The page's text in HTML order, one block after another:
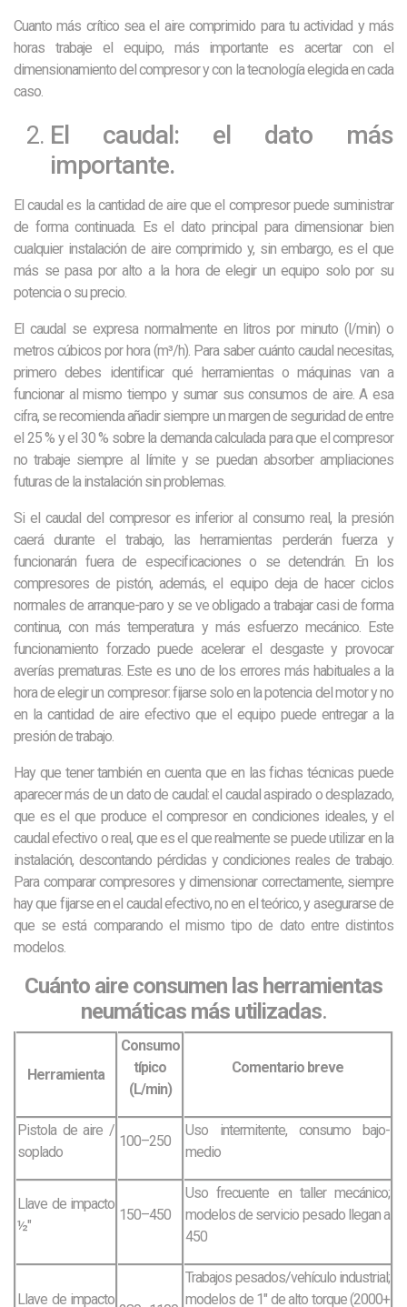
Cuanto más crítico sea el aire comprimido para tu actividad y más
horas trabaje el equipo, más importante es acertar con el
dimensionamiento del compresor y con la tecnología elegida en cada
caso.
El caudal: el dato más
importante.
El caudal es la cantidad de aire que el compresor puede suministrar
de forma continuada. Es el dato principal para dimensionar bien
cualquier instalación de aire comprimido y, sin embargo, es el que
más se pasa por alto a la hora de elegir un equipo solo por su
potencia o su precio.
El caudal se expresa normalmente en litros por minuto (l/min) o
metros cúbicos por hora (m³/h). Para saber cuánto caudal necesitas,
primero debes identificar qué herramientas o máquinas van a
funcionar al mismo tiempo y sumar sus consumos de aire. A esa
cifra, se recomienda añadir siempre un margen de seguridad de entre
el 25 % y el 30 % sobre la demanda calculada para que el compresor
no trabaje siempre al límite y se puedan absorber ampliaciones
futuras de la instalación sin problemas.
Si el caudal del compresor es inferior al consumo real, la presión
caerá durante el trabajo, las herramientas perderán fuerza y
funcionarán fuera de especificaciones o se detendrán. En los
compresores de pistón, además, el equipo deja de hacer ciclos
normales de arranque-paro y se ve obligado a trabajar casi de forma
continua, con más temperatura y más esfuerzo mecánico. Este
funcionamiento forzado puede acelerar el desgaste y provocar
averías prematuras. Este es uno de los errores más habituales a la
hora de elegir un compresor: fijarse solo en la potencia del motor y no
en la cantidad de aire efectivo que el equipo puede entregar a la
presión de trabajo.
Hay que tener también en cuenta que en las fichas técnicas puede
aparecer más de un dato de caudal: el caudal aspirado o desplazado,
que es el que produce el compresor en condiciones ideales, y el
caudal efectivo o real, que es el que realmente se puede utilizar en la
instalación, descontando pérdidas y condiciones reales de trabajo.
Para comparar compresores y dimensionar correctamente, siempre
hay que fijarse en el caudal efectivo, no en el teórico, y asegurarse de
que se está comparando el mismo tipo de dato entre distintos
modelos.
Cuánto aire consumen las herramientas
neumáticas más utilizadas.
Herramienta
Consumo
típico
(L/min)
Comentario breve
Pistola de aire /
soplado
100–250
Uso intermitente, consumo bajo-
medio
Llave de impacto
½″
150–450
Uso frecuente en taller mecánico;
modelos de servicio pesado llegan a
450
Llave de impacto
Trabajos pesados/vehículo industrial;
modelos de 1″ de alto torque (2000+